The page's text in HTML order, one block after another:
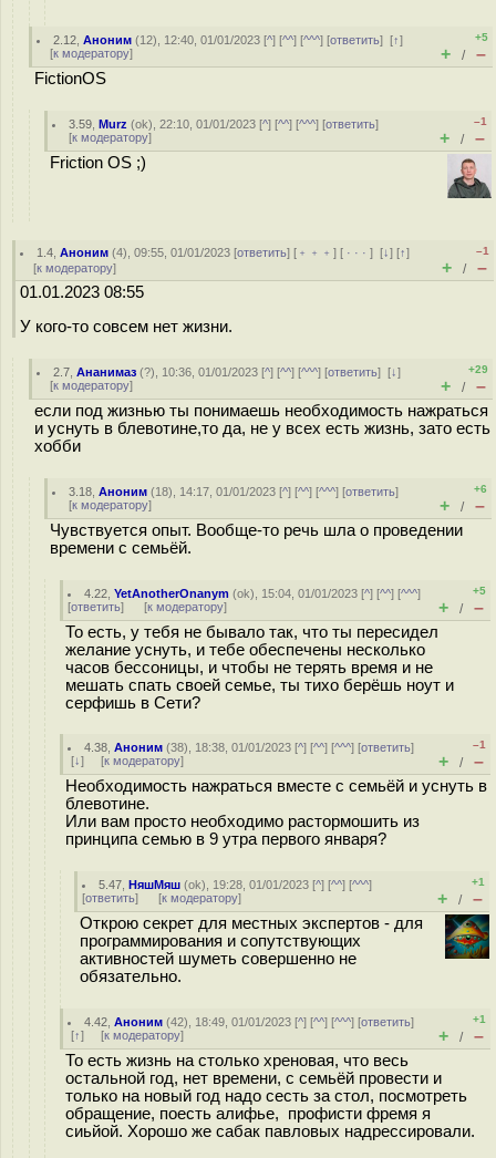
2.12 ,Аноним (12), 12:40, 01/01/2023 [^] [^^] [^^^] [ответить][↑]
[к модератору]
+5
+ / –
FictionOS
3.59 ,Murz (ok), 22:10, 01/01/2023 [^] [^^] [^^^] [ответить]
[к модератору]
–1
+ / –
Friction OS ;)
1.4 ,Аноним (4), 09:55, 01/01/2023 [ответить] [ ﹢﹢﹢] [ · · ·][↓] [↑]
[к модератору]
–1
+ / –
01.01.2023 08:55
У кого-то совсем нет жизни.
2.7 ,Ананимаз (?), 10:36, 01/01/2023 [^] [^^] [^^^] [ответить][↓]
[к модератору]
+29
+ / –
если под жизнью ты понимаешь необходимость нажраться
и уснуть в блевотине,то да, не у всех есть жизнь, зато есть
хобби
3.18 ,Аноним (18), 14:17, 01/01/2023 [^] [^^] [^^^] [ответить]
[к модератору]
+6
+ / –
Чувствуется опыт. Вообще-то речь шла о проведении
времени с семьёй.
4.22 ,YetAnotherOnanym (ok), 15:04, 01/01/2023 [^] [^^] [^^^]
[ответить] [к модератору]
+5
+ / –
То есть, у тебя не бывало так, что ты пересидел
желание уснуть, и тебе обеспечены несколько
часов бессоницы, и чтобы не терять время и не
мешать спать своей семье, ты тихо берёшь ноут и
серфишь в Сети?
4.38 ,Аноним (38), 18:38, 01/01/2023 [^] [^^] [^^^] [ответить]
[↓] [к модератору]
–1
+ / –
Необходимость нажраться вместе с семьёй и уснуть в
блевотине.
Или вам просто необходимо растормошить из
принципа семью в 9 утра первого января?
5.47 ,НяшМяш (ok), 19:28, 01/01/2023 [^] [^^] [^^^]
[ответить] [к модератору]
+1
+ / –
Открою секрет для местных экспертов - для
программирования и сопутствующих
активностей шуметь совершенно не
обязательно.
4.42 ,Аноним (42), 18:49, 01/01/2023 [^] [^^] [^^^] [ответить]
[↑] [к модератору]
+1
+ / –
То есть жизнь на столько хреновая, что весь
остальной год, нет времени, с семьёй провести и
только на новый год надо сесть за стол, посмотреть
обращение, поесть алифье, профисти фремя я
сиьйой. Хорошо же сабак павловых надрессировали.